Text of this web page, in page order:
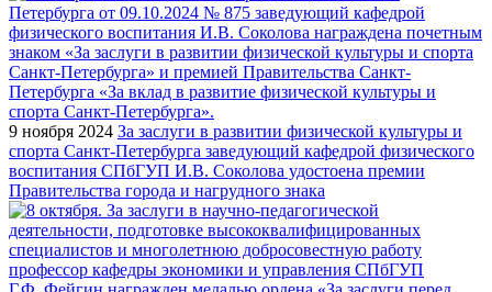
9 ноября 2024 За заслуги в развитии физической культуры и
спорта Санкт-Петербурга заведующий кафедрой физического
воспитания СПбГУП И.В. Соколова удостоена премии
Правительства города и нагрудного знака